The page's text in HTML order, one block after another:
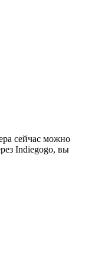
сейчас можно
Indiegogo, вы